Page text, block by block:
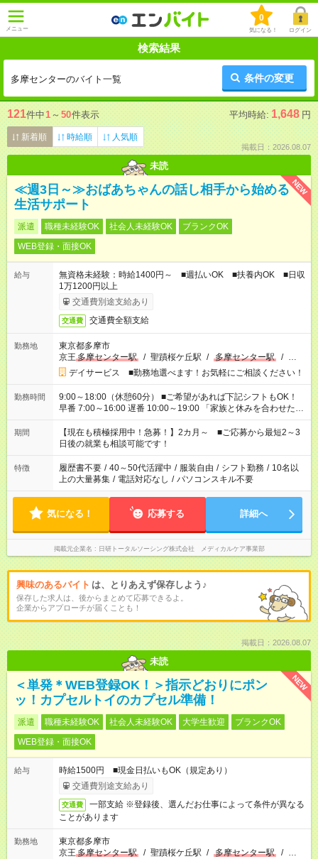
メニュー
0
気になる！ ログイン
検索結果
多摩センターのバイト一覧 条件の変更
121件中1 ～ 50件表示 平均時給: 1,648 円
新着順 時給順 人気順
掲載日：2026.08.07
未読
NEW
≪週3日～≫おばあちゃんの話し相手から始める
生活サポート
派遣 職種未経験OK 社会人未経験OK
ブランクOK
WEB登録・面接OK
給与
無資格未経験：時給1400円～ ■週払いOK ■扶養内OK ■日収
1万1200円以上
交通費別途支給あり
交通費 交通費全額支給
勤務地
東京都多摩市
京王 多摩センター駅 / 聖蹟桜ケ丘駅 / 多摩センター駅 / …
デイサービス ■勤務地選べます！お気軽にご相談ください！
勤務時間
9:00～18:00（休憩60分） ■ご希望があれば下記シフトもOK！
早番 7:00～16:00 遅番 10:00～19:00 「家族と休みを合わせた
い」 「余裕を持って夕飯の準備がしたい」 「できれば残業はし
たくない」 など、ご希望を教えてくださいね。 ※Wワーク希望
の方へ 今ご覧のお仕事で希望する勤務時間と、もう1つのお仕事
の勤務時間。 合計で週40時間を超える場合は応募できません。
期間
【現在も積極採用中！急募！】2カ月～ ■ご応募から最短2～3
日後の就業も相談可能です！
特徴 履歴書不要 / 40～50代活躍中 / 服装自由 / シフト勤務 / 10名以
上の大量募集 / 電話対応なし / パソコンスキル不要
気になる！ 応募する 詳細へ
掲載元企業名 日研トータルソーシング株式会社 メディカルケア事業部
興味のあるバイト は、とりあえず保存しよう♪
保存した求人は、後からまとめて応募できるよ。
企業からアプローチが届くことも！
掲載日：2026.08.07
未読
NEW
＜単発＊WEB登録OK！＞指示どおりにポン
ッ！カプセルトイのカプセル準備！
派遣 職種未経験OK 社会人未経験OK 大学生歓迎
ブランクOK
WEB登録・面接OK
給与
時給1500円 ■現金日払いもOK（規定あり）
交通費別途支給あり
交通費
一部支給 ※登録後、選んだお仕事によって条件が異なる
ことがあります
勤務地
東京都多摩市
京王 多摩センター駅 / 聖蹟桜ケ丘駅 / 多摩センター駅 / …